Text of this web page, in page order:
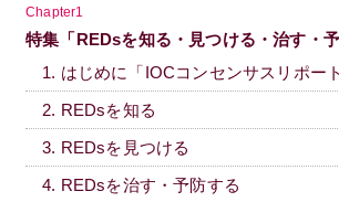
Chapter1
特集「REDsを知る・見つける・治す・予
1. はじめに「IOCコンセンサスリポー
2. REDsを知る
3. REDsを見つける
4. REDsを治す・予防する